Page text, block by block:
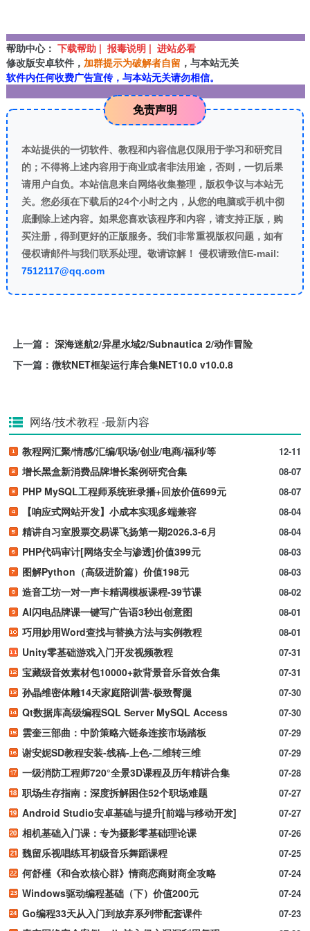
帮助中心： 下载帮助 | 报毒说明 | 进站必看
修改版安卓软件， 加群提示为破解者自留 ，与本站无关
软件内任何收费广告宣传，与本站无关请勿相信。
免责声明
本站提供的一切软件、教程和内容信息仅限用于学习和研究目
的；不得将上述内容用于商业或者非法用途，否则，一切后果
请用户自负。本站信息来自网络收集整理，版权争议与本站无
关。您必须在下载后的24个小时之内，从您的电脑或手机中彻
底删除上述内容。如果您喜欢该程序和内容，请支持正版，购
买注册，得到更好的正版服务。我们非常重视版权问题，如有
侵权请邮件与我们联系处理。敬请谅解！ 侵权请致信E-mail:
7512117@qq.com
上一篇： 深海迷航2/异星水域2/Subnautica 2/动作冒险
下一篇： 微软NET框架运行库合集NET10.0 v10.0.8
网络/技术教程 -最新内容
12-11
教程网汇聚/情感/汇编/职场/创业/电商/福利/等
08-07
增长黑盒新消费品牌增长案例研究合集
08-07
PHP MySQL工程师系统班录播+回放价值699元
08-04
【响应式网站开发】小成本实现多端兼容
08-04
精讲自习室股票交易课飞扬第一期2026.3-6月
08-03
PHP代码审计[网络安全与渗透]价值399元
08-03
图解Python（高级进阶篇）价值198元
08-02
造音工坊一对一声卡精调模板课程-39节课
08-01
AI闪电品牌课一键写广告语3秒出创意图
08-01
巧用妙用Word查找与替换方法与实例教程
07-31
Unity零基础游戏入门开发视频教程
07-31
宝藏级音效素材包10000+款背景音乐音效合集
07-30
孙晶维密体雕14天家庭陪训营-极致臀腿
07-30
Qt数据库高级编程SQL Server MySQL Access
07-29
雲奎三部曲：中阶策略六链条连接市场踏板
07-29
谢安妮SD教程安装-线稿-上色-二维转三维
07-28
一级消防工程师720°全景3D课程及历年精讲合集
07-27
职场生存指南：深度拆解困住52个职场难题
07-27
Android Studio安卓基础与提升[前端与移动开发]
07-26
相机基础入门课：专为摄影零基础理论课
07-25
魏留乐视唱练耳初级音乐舞蹈课程
07-24
何舒槿《和合欢核心群》情商恋商财商全攻略
07-24
Windows驱动编程基础（下）价值200元
07-23
Go编程33天从入门到放弃系列带配套课件